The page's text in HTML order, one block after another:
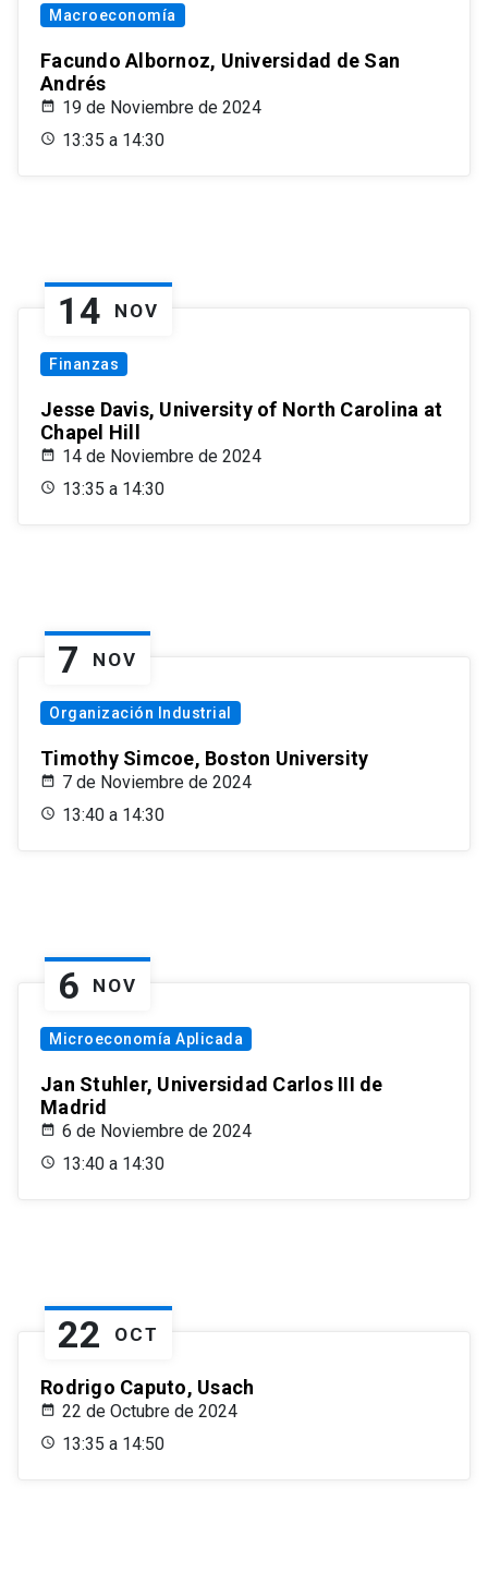
Macroeconomía
Facundo Albornoz, Universidad de San
Andrés
19 de Noviembre de 2024
13:35 a 14:30
14 NOV
Finanzas
Jesse Davis, University of North Carolina at
Chapel Hill
14 de Noviembre de 2024
13:35 a 14:30
7 NOV
Organización Industrial
Timothy Simcoe, Boston University
7 de Noviembre de 2024
13:40 a 14:30
6 NOV
Microeconomía Aplicada
Jan Stuhler, Universidad Carlos III de
Madrid
6 de Noviembre de 2024
13:40 a 14:30
22 OCT
Rodrigo Caputo, Usach
22 de Octubre de 2024
13:35 a 14:50